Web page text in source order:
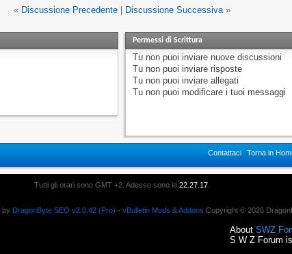
« Discussione Precedente| Discussione Successiva »
Permessi di Scrittura
Tu non puoi inviare nuove discussioni
Tu non puoi inviare risposte
Tu non puoi inviare allegati
Tu non puoi modificare i tuoi messaggi
Contattaci Torna in
Tutti gli orari sono GMT +2. Adesso sono le 22.27.17.
by DragonByte SEO v2.0.42 (Pro) - vBulletin Mods & Addons Copyright © 2026
About SWZ
S W Z Forum